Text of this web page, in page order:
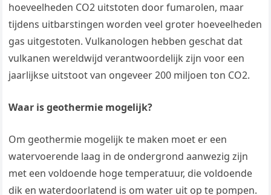
hoeveelheden CO2 uitstoten door fumarolen, maar
tijdens uitbarstingen worden veel groter hoeveelheden
gas uitgestoten. Vulkanologen hebben geschat dat
vulkanen wereldwijd verantwoordelijk zijn voor een
jaarlijkse uitstoot van ongeveer 200 miljoen ton CO2.
Waar is geothermie mogelijk?
Om geothermie mogelijk te maken moet er een
watervoerende laag in de ondergrond aanwezig zijn
met een voldoende hoge temperatuur, die voldoende
dik en waterdoorlatend is om water uit op te pompen.